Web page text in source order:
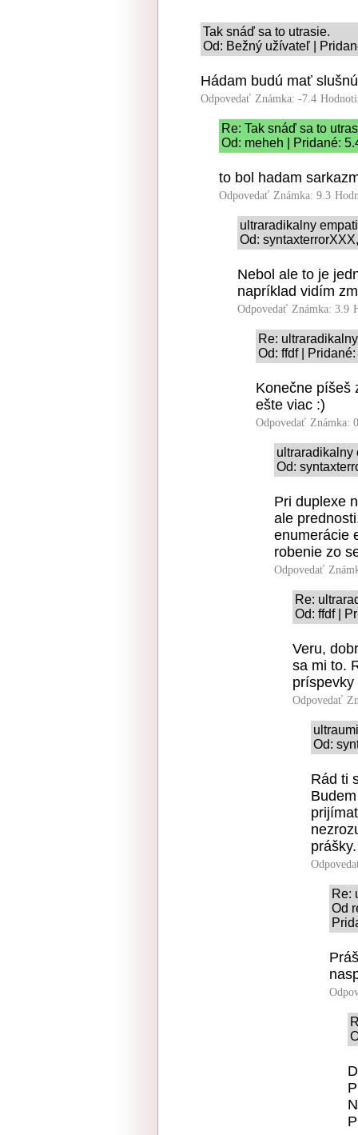
Tak snáď sa to utrasie.
Od: Bežný užívateľ |
Hádam budú mať
Odpovedať Známka: -7.4
Re: Tak snáď sa to
Od: meheh | Pridané:
to bol hadam
Odpovedať Známka: 9.3
ultraradikalny
Od:
Nebol ale to je
napríklad vidím
Odpovedať Známka: 3.9
Re:
Od: ffdf |
Konečne píšeš
ešte viac :)
Odpovedať Známka:
ultraradikalny
Od:
Pri duplexe
ale
enumerácie
robenie zo
Odpovedať
Re:
Od: ffdf |
Veru,
sa mi to.
príspevky
Odpovedať
Od:
Rád ti
prášky.
Re:
Od